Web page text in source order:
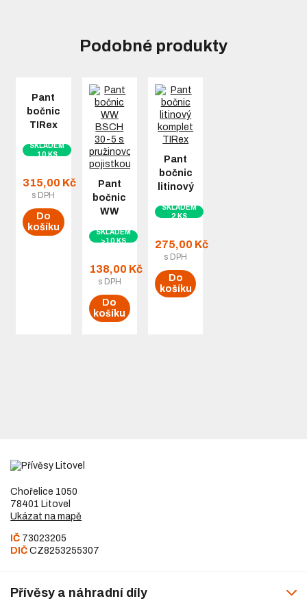
Podobné produkty
Pant
bočnic
TIRex
komplet
SKLADEM
10 KS
315,00 Kč
s DPH
Do
košíku
Pant
bočnic
WW
30-5 s
pojistkou
SKLADEM
>10 KS
138,00 Kč
s DPH
Do
košíku
Pant
bočnic
litinový
TIRex
SKLADEM
2 KS
275,00 Kč
s DPH
Do
košíku
Chořelice 1050
78401 Litovel
Ukázat na mapě
IČ 73023205
DIČ CZ8253255307
Přívěsy a náhradní díly